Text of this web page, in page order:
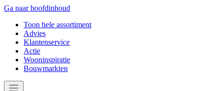
Ga naar hoofdinhoud
Toon hele assortiment
Advies
Klantenservice
Actie
Wooninspiratie
Bouwmarkten